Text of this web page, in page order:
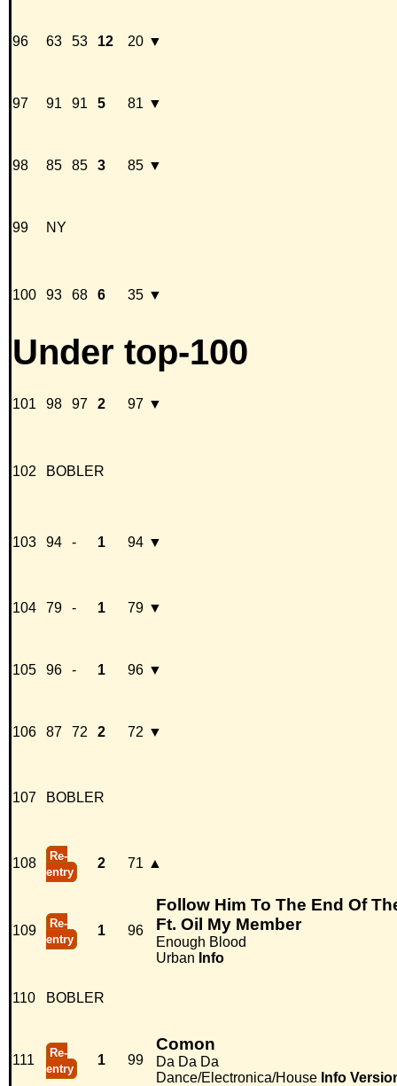
96 63 53 12 20 ▼
97 91 91 5 81 ▼
98 85 85 3 85 ▼
99 NY
100 93 68 6 35 ▼
Under top-100
101 98 97 2 97 ▼
102 BOBLER
103 94 - 1 94 ▼
104 79 - 1 79 ▼
105 96 - 1 96 ▼
106 87 72 2 72 ▼
107 BOBLER
108
Re-
entry
2 71 ▲
109
Re-
entry
1 96
Follow Him To The End Of
Ft. Oil My Member
Enough Blood
Urban Info
110 BOBLER
111
Re-
entry
1 99
Comon
Da Da Da
Dance/Electronica/House Info